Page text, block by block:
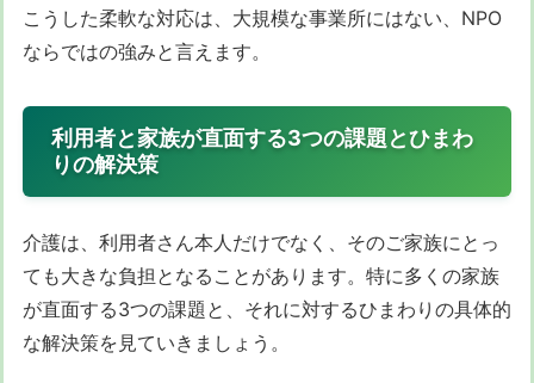
こうした柔軟な対応は、大規模な事業所にはない、NPO
ならではの強みと言えます。
利用者と家族が直面する3つの課題とひまわ
りの解決策
介護は、利用者さん本人だけでなく、そのご家族にとっ
ても大きな負担となることがあります。特に多くの家族
が直面する3つの課題と、それに対するひまわりの具体的
な解決策を見ていきましょう。